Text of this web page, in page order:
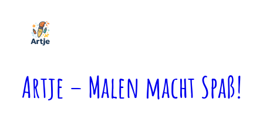
springen
Artje – Malen macht Spaß!